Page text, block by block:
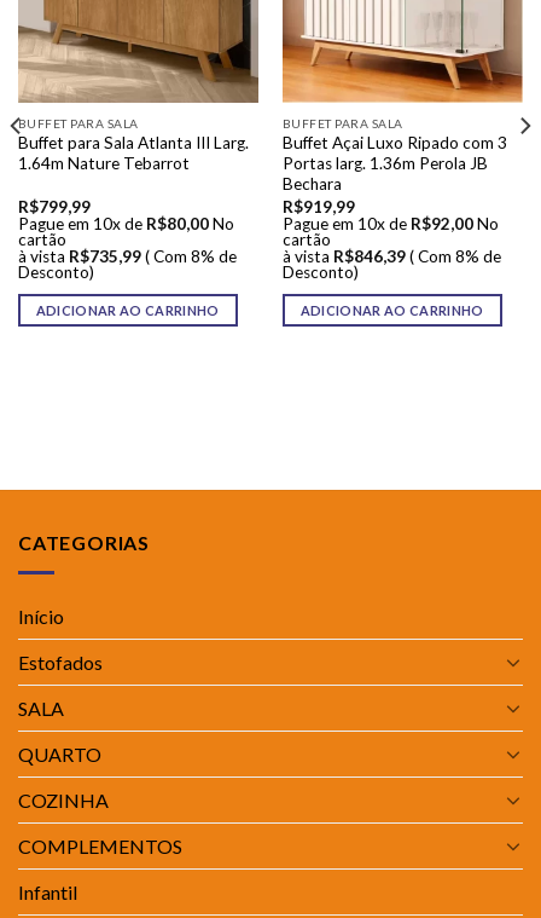
BUFFET PARA SALA
Buffet para Sala Atlanta III Larg.
1.64m Nature Tebarrot
R$799,99
Pague em 10x de R$80,00 No
cartão
à vista R$735,99 ( Com 8% de
Desconto)
ADICIONAR AO CARRINHO
BUFFET PARA SALA
Buffet Açai Luxo Ripado com 3
Portas larg. 1.36m Perola JB
Bechara
R$919,99
Pague em 10x de R$92,00 No
cartão
à vista R$846,39 ( Com 8% de
Desconto)
ADICIONAR AO CARRINHO
CATEGORIAS
Início
Estofados
SALA
QUARTO
COZINHA
COMPLEMENTOS
Infantil